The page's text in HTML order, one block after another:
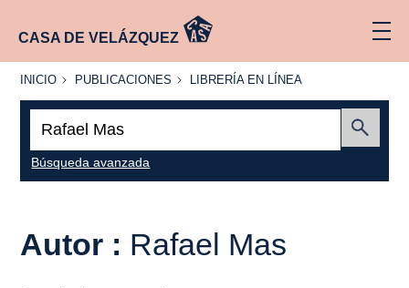
CASA DE VELÁZQUEZ
INICIO
INICIO PUBLICACIONES
PUBLICACIONES
LIBRERÍA
LÍNEA
LIBRERÍA EN LÍNEA
Búsqueda avanzada
Autor : Rafael Mas